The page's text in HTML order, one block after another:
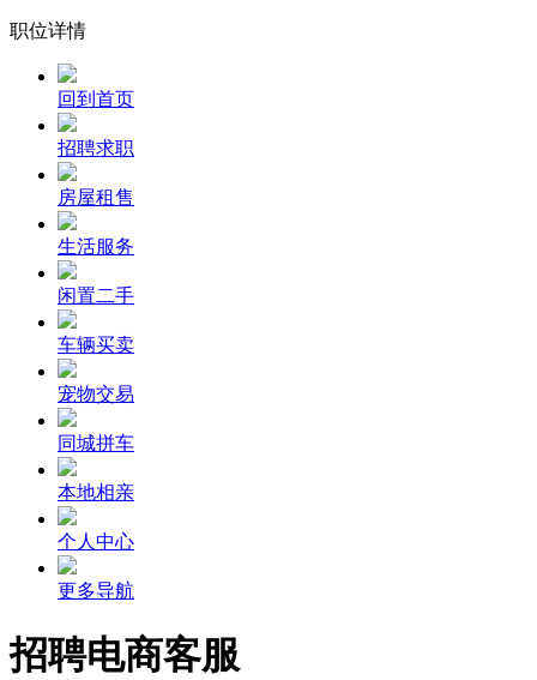
职位详情
回到首页
招聘求职
房屋租售
生活服务
闲置二手
车辆买卖
宠物交易
同城拼车
本地相亲
个人中心
更多导航
招聘电商客服